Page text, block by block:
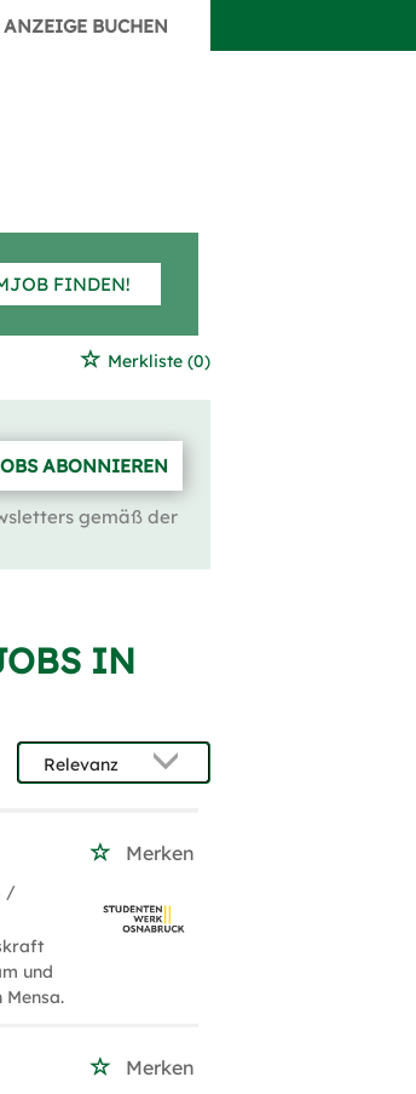
ANZEIGE BUCHEN
FINDEN!
Merkliste (0)
ABONNIEREN
gemäß der
IN
Merken
/
und
Merken